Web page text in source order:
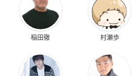
稲田徹 村瀬歩